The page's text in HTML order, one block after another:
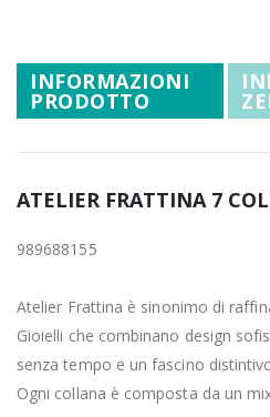
Mistery
galleria
immagini
INFORMAZIONI
PRODOTTO
ATELIER FRATTINA 7
989688155
Atelier Frattina è sinonimo di
Gioielli che combinano design
senza tempo e un fascino
Ogni collana è composta da un